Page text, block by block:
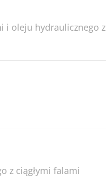
i oleju hydraulicznego z
z ciągłymi falami